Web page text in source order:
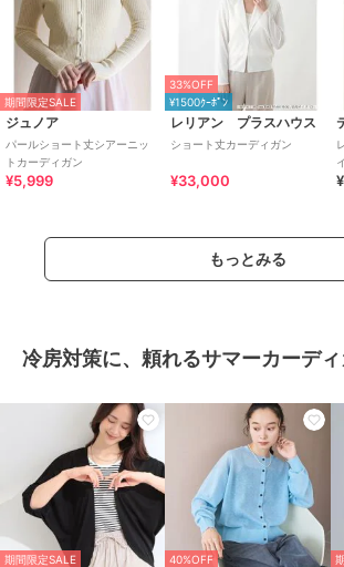
期間限定SALE
ジュノア
パールショート丈シアーニッ
トカーディガン
¥5,999
33%OFF
¥1500ｸｰﾎﾟﾝ
レリアン プラスハウス
ショート丈カーディガン
¥33,000
もっとみる
冷房対策に、頼れるサマーカーデ
期間限定SALE 40%OFF